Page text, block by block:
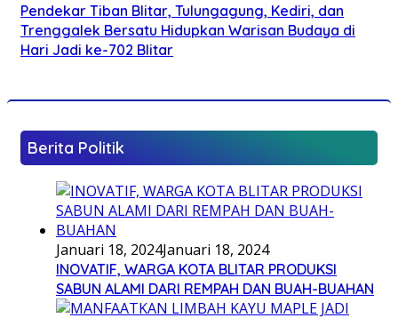
Pendekar Tiban Blitar, Tulungagung, Kediri, dan
Trenggalek Bersatu Hidupkan Warisan Budaya di
Hari Jadi ke-702 Blitar
Berita Politik
Januari 18, 2024Januari 18, 2024
INOVATIF, WARGA KOTA BLITAR PRODUKSI
SABUN ALAMI DARI REMPAH DAN BUAH-BUAHAN